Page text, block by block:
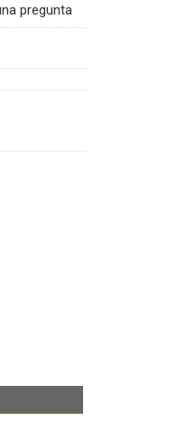
pregunta